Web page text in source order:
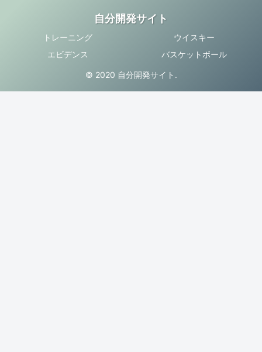
自分開発サイト
トレーニング
ウイスキー
エビデンス
バスケットボール
© 2020 自分開発サイト.